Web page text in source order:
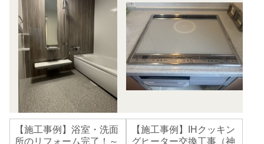
【施工事例】浴室・洗面
所のリフォーム完了！～
【施工事例】IHクッキン
グヒーター交換工事（神